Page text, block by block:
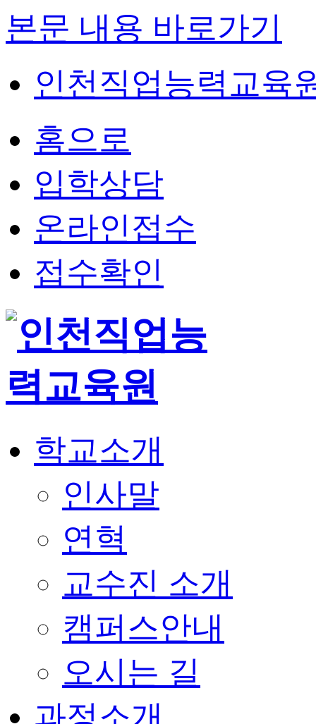
본문 내용 바로가기
인천직업능력교육
홈으로
입학상담
온라인접수
접수확인
학교소개
인사말
연혁
교수진 소개
캠퍼스안내
오시는 길
과정소개